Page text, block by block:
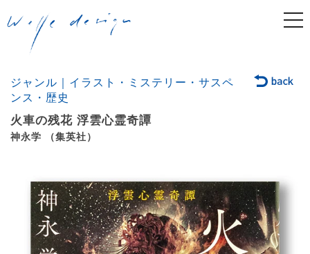
ジャンル｜イラスト・ミステリー・サスペ
ンス・歴史
火車の残花 浮雲心霊奇譚
神永学 （集英社）